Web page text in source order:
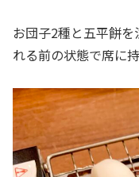
お団子2種と五平餅
れる前の状態で席に